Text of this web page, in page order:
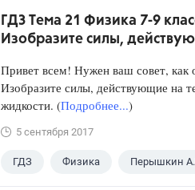
ГДЗ Тема 21 Физика 7-9
Изобразите силы,
Привет всем! Нужен ваш совет, как
Изобразите силы, действующие на
жидкости. (Подробнее...)
5 сентября 2017
ГДЗ Физика Перышкин